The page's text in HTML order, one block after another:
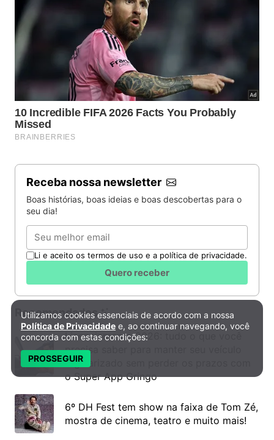
Receba nossa newsletter
Boas histórias, boas ideias e boas descobertas para o
seu dia!
Email
Li e aceito os termos de uso e a política de privacidade.
Quero receber
Recomendados
Licenciamento 2026: tudo o que você
precisa saber para manter seu veículo
regularizado sem perder os prazos com
o Super App Gringo
6º DH Fest tem show na faixa de Tom Zé,
mostra de cinema, teatro e muito mais!
Política de Privacidade e Cookies
Utilizamos cookies essenciais de acordo com a nossa
Política de Privacidade e, ao continuar navegando, você
concorda com estas condições:
PROSSEGUIR